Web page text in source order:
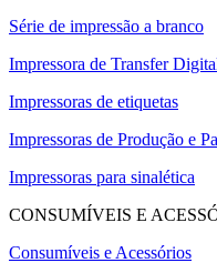
Série de impressão a branco
Impressora de Transfer
Impressoras de etiquetas
Impressoras de Produção e
Impressoras para sinalética
CONSUMÍVEIS E
Consumíveis e Acessórios